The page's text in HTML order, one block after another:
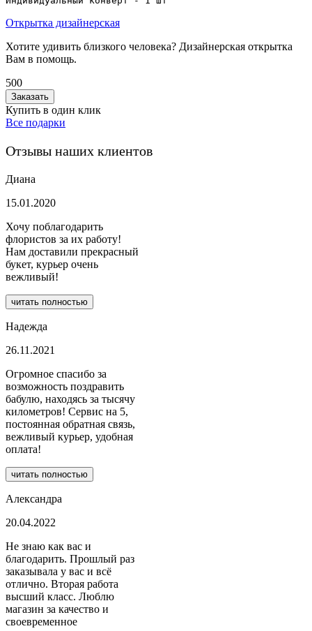
Открытка дизайнерская
Хотите удивить близкого человека? Дизайнерская открытка
Вам в помощь.
500
Заказать
Купить в один клик
Все подарки
Отзывы наших клиентов